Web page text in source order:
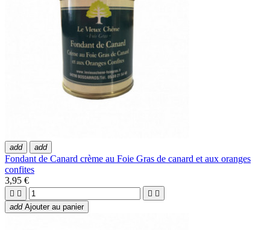
add add
Fondant de Canard crème au Foie Gras de canard et aux oranges
confites
3,95 €
   
add Ajouter au panier